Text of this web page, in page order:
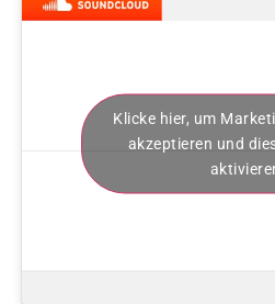
Klicke hier, um
akzeptieren und